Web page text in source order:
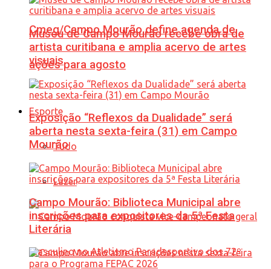
Cmeg/Campo Mourão define agenda de
ações para agosto
Esporte
Tudo
Lazer
Museu de Campo Mourão recebe obra de
artista curitibana e amplia acervo de artes
visuais
Exposição “Reflexos da Dualidade” será
aberta nesta sexta-feira (31) em Campo
Mourão
Campo Mourão: Biblioteca Municipal abre
inscrições para expositores da 5ª Festa
Literária